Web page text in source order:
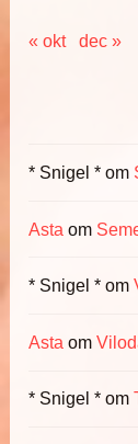
« okt dec »
* Snigel * om
Asta om
* Snigel * om
Asta om
* Snigel * om